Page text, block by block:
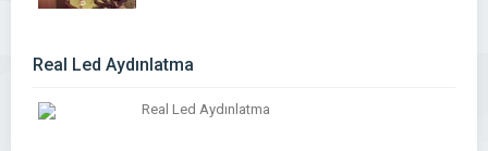
Real Led Aydınlatma
Real Led Aydınlatma